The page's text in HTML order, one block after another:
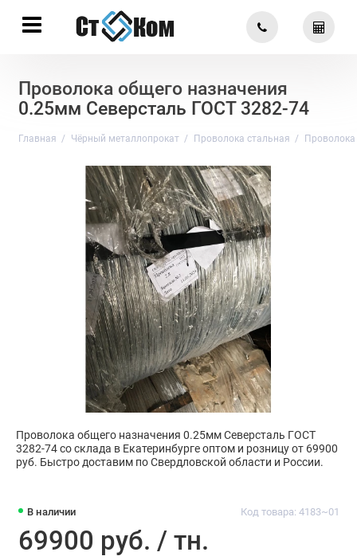
Проволока общего назначения
0.25мм Северсталь ГОСТ 3282-74
Главная Чёрный металлопрокат Проволока стальная
В наличии Код товара: 4183~01
69900 руб. / тн.
Проволока общего назначения 0.25мм Северсталь ГОСТ
3282-74 со склада в Екатеринбурге оптом и розницу от 69900
руб. Быстро доставим по Свердловской области и России.